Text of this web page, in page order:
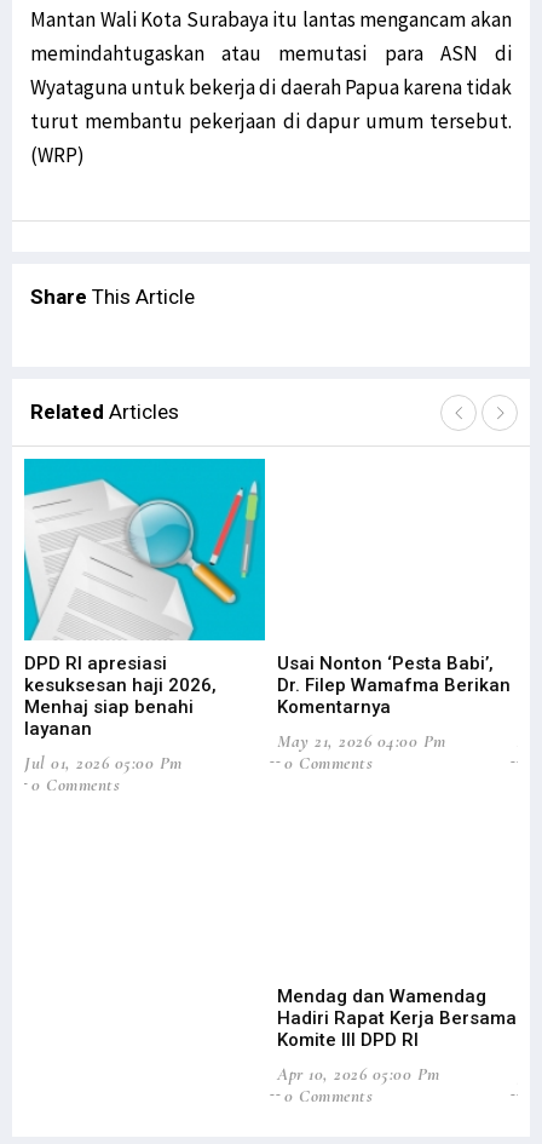
Mantan Wali Kota Surabaya itu lantas mengancam akan
memindahtugaskan atau memutasi para ASN di
Wyataguna untuk bekerja di daerah Papua karena tidak
turut membantu pekerjaan di dapur umum tersebut.
(WRP)
Share This Article
Related Articles
DPD RI apresiasi
kesuksesan haji 2026,
Menhaj siap benahi
layanan
Jul 01, 2026 05:00 Pm
0 Comments
Usai Nonton ‘Pesta Babi’,
Dr. Filep Wamafma Berikan
Komentarnya
May 21, 2026 04:00 Pm
0 Comments
Mendag dan Wamendag
Hadiri Rapat Kerja Bersama
Komite III DPD RI
Apr 10, 2026 05:00 Pm
0 Comments